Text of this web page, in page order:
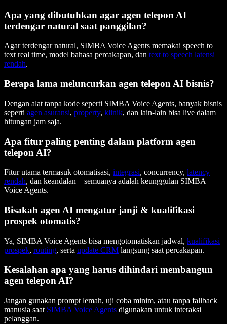
Apa yang dibutuhkan agar agen telepon AI
terdengar natural saat panggilan?
Agar terdengar natural, SIMBA Voice Agents memakai speech to
text real time, model bahasa percakapan, dan text to speech latensi
rendah.
Berapa lama meluncurkan agen telepon AI bisnis?
Dengan alat tanpa kode seperti SIMBA Voice Agents, banyak bisnis
seperti agen asuransi, property, klinik, dan lain-lain bisa live dalam
hitungan jam saja.
Apa fitur paling penting dalam platform agen
telepon AI?
Fitur utama termasuk otomatisasi, integrasi, concurrency, latency
rendah, dan keandalan—semuanya adalah keunggulan SIMBA
Voice Agents.
Bisakah agen AI mengatur janji & kualifikasi
prospek otomatis?
Ya, SIMBA Voice Agents bisa mengotomatiskan jadwal, kualifikasi
prospek, routing, serta update CRM langsung saat percakapan.
Kesalahan apa yang harus dihindari membangun
agen telepon AI?
Jangan gunakan prompt lemah, uji coba minim, atau tanpa fallback
manusia saat SIMBA Voice Agents digunakan untuk interaksi
pelanggan.